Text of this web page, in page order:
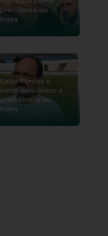
presidente do
Icasa
Celso Pontes é
candidato único à
presidência do
Icasa